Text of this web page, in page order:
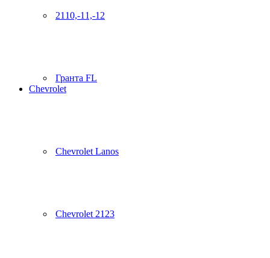
2110,-11,-12
Гранта FL
Chevrolet
Chevrolet Lanos
Chevrolet 2123